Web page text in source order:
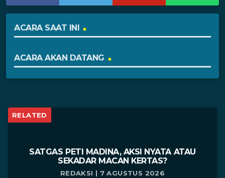
ACARA SAAT INI
ACARA AKAN DATANG
RELATED
SATGAS PETI MADINA, AKSI NYATA ATAU
SEKADAR MACAN KERTAS?
REDAKSI | 7 AGUSTUS 2026